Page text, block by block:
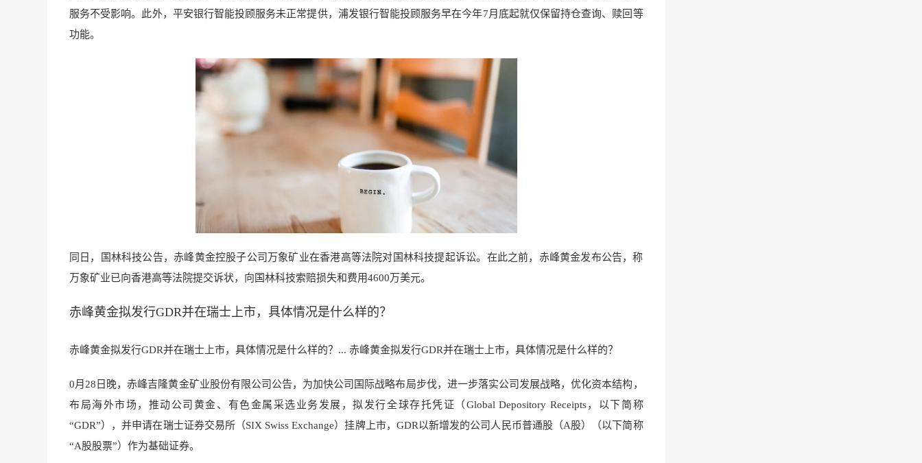
服务不受影响。此外，平安银行智能投顾服务未正常提供，浦发银行智能投顾服务早在今年7月底起就仅保留持仓查询、赎回等
功能。
同日，国林科技公告，赤峰黄金控股子公司万象矿业在香港高等法院对国林科技提起诉讼。在此之前，赤峰黄金发布公告，称
万象矿业已向香港高等法院提交诉状，向国林科技索赔损失和费用4600万美元。
赤峰黄金拟发行GDR并在瑞士上市，具体情况是什么样的？
赤峰黄金拟发行GDR并在瑞士上市，具体情况是什么样的？... 赤峰黄金拟发行GDR并在瑞士上市，具体情况是什么样的？
0月28日晚，赤峰吉隆黄金矿业股份有限公司公告，为加快公司国际战略布局步伐，进一步落实公司发展战略，优化资本结构，
布 局海外市场，推动公司黄金、有色金属 采选业务发展，拟发行全球存托凭证（Global Depository Receipts，以下简称
“GDR”），并申请在瑞士证券交易所（SIX Swiss Exchange）挂牌上市，GDR以新增发的公司人民币普通股（A股）（以下简称
“A股股票”）作为基础证券。